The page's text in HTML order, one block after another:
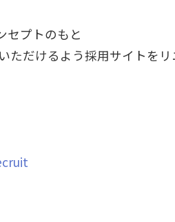
セプトのもと
だけるよう採用サイトを